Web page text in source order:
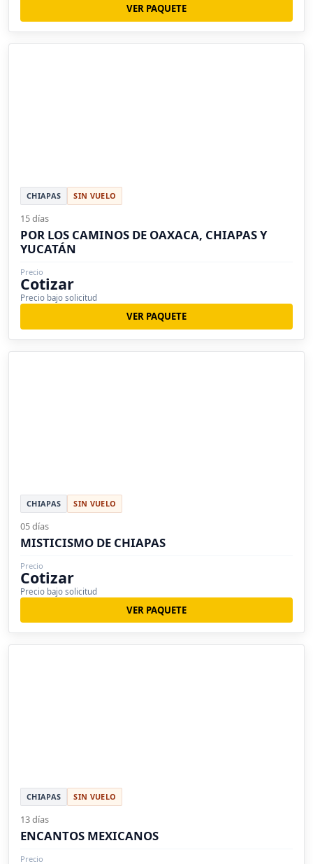
VER PAQUETE
CHIAPAS SIN VUELO
15 días
POR LOS CAMINOS DE OAXACA, CHIAPAS Y
YUCATÁN
Precio
Cotizar
Precio bajo solicitud
VER PAQUETE
CHIAPAS SIN VUELO
05 días
MISTICISMO DE CHIAPAS
Precio
Cotizar
Precio bajo solicitud
VER PAQUETE
CHIAPAS SIN VUELO
13 días
ENCANTOS MEXICANOS
Precio